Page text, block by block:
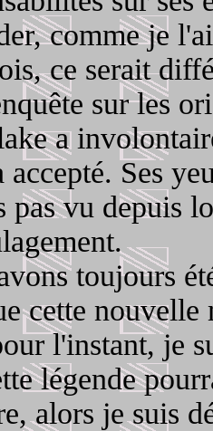
comme je
ce serait
sur les
a
Ses
pas vu depuis
toujours
cette nouvelle
l'instant, je
légende
alors je suis